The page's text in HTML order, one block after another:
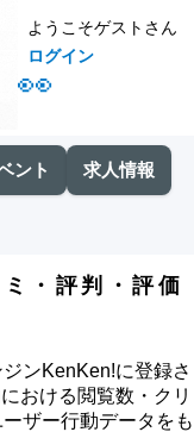
👀
ようこそゲストさん
ログイン
ント 求人情報
・評判・評価
ンKenKen!に登録さ
おける閲覧数・クリ
ザー行動データをも